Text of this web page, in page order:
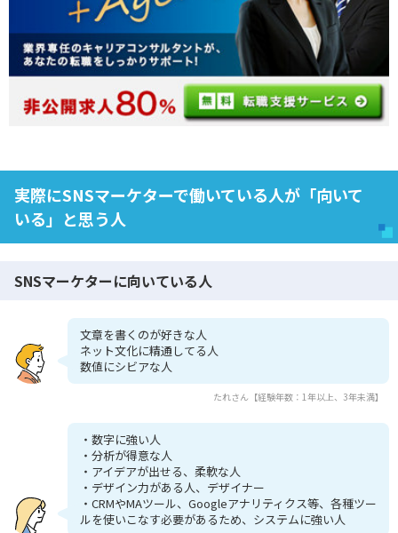
実際にSNSマーケターで働いている人が「向いて
いる」と思う人
SNSマーケターに向いている人
文章を書くのが好きな人
ネット文化に精通してる人
数値にシビアな人
たれさん【経験年数：1年以上、3年未満】
・数字に強い人
・分析が得意な人
・アイデアが出せる、柔軟な人
・デザイン力がある人、デザイナー
・CRMやMAツール、Googleアナリティクス等、各種ツー
ルを使いこなす必要があるため、システムに強い人